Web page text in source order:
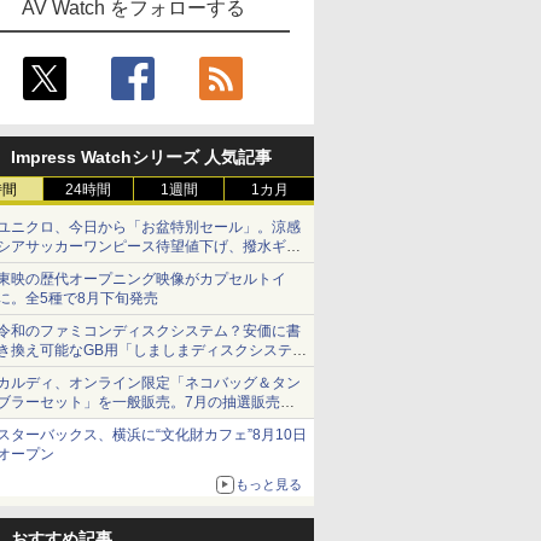
AV Watch をフォローする
Impress Watchシリーズ 人気記事
24時間 1週間 1カ月
ニクロ、今日から「お盆特別セール」。涼感
アサッカーワンピース待望値下げ、撥水ギア
ョーツは1990円に
映の歴代オープニング映像がカプセルトイ
。全5種で8月下旬発売
和のファミコンディスクシステム？安価に書
換え可能なGB用「しましまディスクシステ
」
ルディ、オンライン限定「ネコバッグ＆タン
ラーセット」を一般販売。7月の抽選販売の
選無効分
ターバックス、横浜に“文化財カフェ”8月10日
ープン
もっと見る